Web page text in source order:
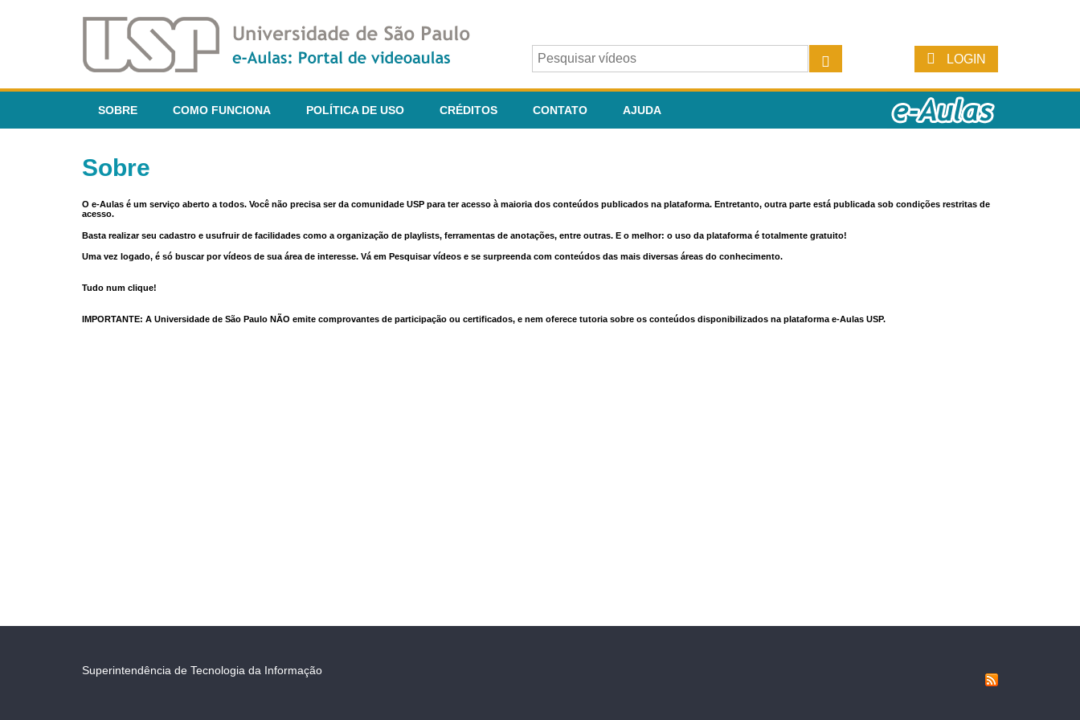
LOGIN
SOBRE COMO FUNCIONA POLÍTICA DE USO CRÉDITOS CONTATO AJUDA
Sobre
O e-Aulas é um serviço aberto a todos. Você não precisa ser da comunidade USP para ter acesso à maioria dos conteúdos publicados na plataforma. Entretanto, outra parte está publicada sob condições restritas de
acesso.
Basta realizar seu cadastro e usufruir de facilidades como a organização de playlists, ferramentas de anotações, entre outras. E o melhor: o uso da plataforma é totalmente gratuito!
Uma vez logado, é só buscar por vídeos de sua área de interesse. Vá em Pesquisar vídeos e se surpreenda com conteúdos das mais diversas áreas do conhecimento.
Tudo num clique!
IMPORTANTE: A Universidade de São Paulo NÃO emite comprovantes de participação ou certificados, e nem oferece tutoria sobre os conteúdos disponibilizados na plataforma e-Aulas USP.
Superintendência de Tecnologia da Informação